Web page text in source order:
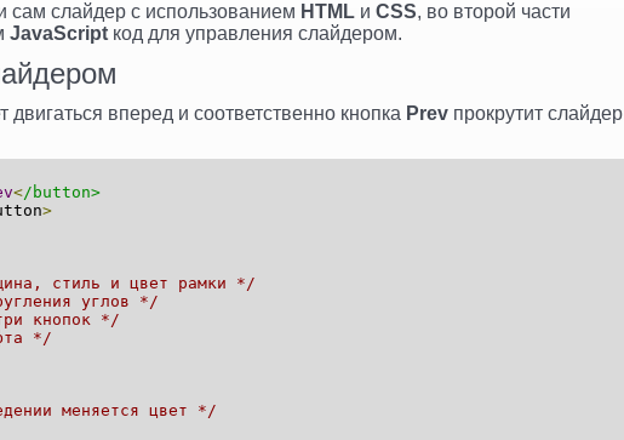
сам слайдер с использованием HTML и CSS, во второй части
JavaScript код для управления слайдером.
двигаться вперед и соответственно кнопка Prev прокрутит слайдер
</button>
>
стиль и цвет рамки */
углов */
кнопок */
*/
меняется цвет */